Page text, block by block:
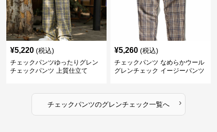
¥5,220 (税込)
チェックパンツゆったりグレン
チェックパンツ 上質仕立て
¥5,260 (税込)
チェックパンツ なめらかウール
グレンチェック イージーパンツ
チェックパンツのグレンチェック一覧へ ›